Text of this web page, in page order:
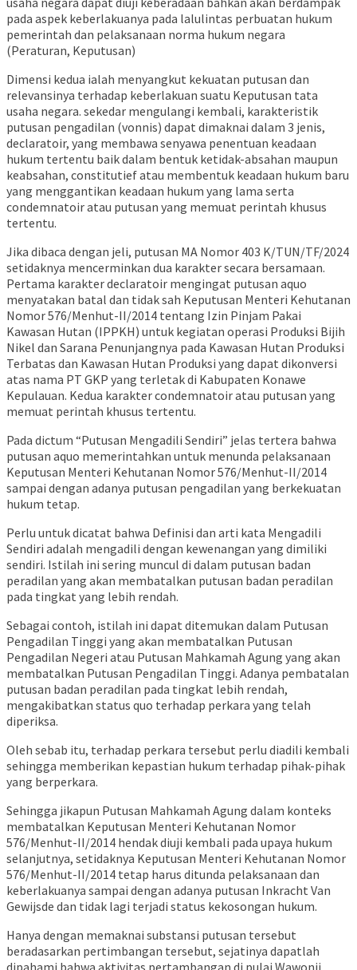
pada aspek keberlakuanya pada lalulintas perbuatan hukum
pemerintah dan pelaksanaan norma hukum negara
(Peraturan, Keputusan)
Dimensi kedua ialah menyangkut kekuatan putusan dan
relevansinya terhadap keberlakuan suatu Keputusan tata
usaha negara. sekedar mengulangi kembali, karakteristik
putusan pengadilan (vonnis) dapat dimaknai dalam 3 jenis,
declaratoir, yang membawa senyawa penentuan keadaan
hukum tertentu baik dalam bentuk ketidak-absahan maupun
keabsahan, constitutief atau membentuk keadaan hukum baru
yang menggantikan keadaan hukum yang lama serta
condemnatoir atau putusan yang memuat perintah khusus
tertentu.
Jika dibaca dengan jeli, putusan MA Nomor 403 K/TUN/TF/2024
setidaknya mencerminkan dua karakter secara bersamaan.
Pertama karakter declaratoir mengingat putusan aquo
menyatakan batal dan tidak sah Keputusan Menteri Kehutanan
Nomor 576/Menhut-II/2014 tentang Izin Pinjam Pakai
Kawasan Hutan (IPPKH) untuk kegiatan operasi Produksi Bijih
Nikel dan Sarana Penunjangnya pada Kawasan Hutan Produksi
Terbatas dan Kawasan Hutan Produksi yang dapat dikonversi
atas nama PT GKP yang terletak di Kabupaten Konawe
Kepulauan. Kedua karakter condemnatoir atau putusan yang
memuat perintah khusus tertentu.
Pada dictum “Putusan Mengadili Sendiri” jelas tertera bahwa
putusan aquo memerintahkan untuk menunda pelaksanaan
Keputusan Menteri Kehutanan Nomor 576/Menhut-II/2014
sampai dengan adanya putusan pengadilan yang berkekuatan
hukum tetap.
Perlu untuk dicatat bahwa Definisi dan arti kata Mengadili
Sendiri adalah mengadili dengan kewenangan yang dimiliki
sendiri. Istilah ini sering muncul di dalam putusan badan
peradilan yang akan membatalkan putusan badan peradilan
pada tingkat yang lebih rendah.
Sebagai contoh, istilah ini dapat ditemukan dalam Putusan
Pengadilan Tinggi yang akan membatalkan Putusan
Pengadilan Negeri atau Putusan Mahkamah Agung yang akan
membatalkan Putusan Pengadilan Tinggi. Adanya pembatalan
putusan badan peradilan pada tingkat lebih rendah,
mengakibatkan status quo terhadap perkara yang telah
diperiksa.
Oleh sebab itu, terhadap perkara tersebut perlu diadili kembali
sehingga memberikan kepastian hukum terhadap pihak-pihak
yang berperkara.
Sehingga jikapun Putusan Mahkamah Agung dalam konteks
membatalkan Keputusan Menteri Kehutanan Nomor
576/Menhut-II/2014 hendak diuji kembali pada upaya hukum
selanjutnya, setidaknya Keputusan Menteri Kehutanan Nomor
576/Menhut-II/2014 tetap harus ditunda pelaksanaan dan
keberlakuanya sampai dengan adanya putusan Inkracht Van
Gewijsde dan tidak lagi terjadi status kekosongan hukum.
Hanya dengan memaknai substansi putusan tersebut
beradasarkan pertimbangan tersebut, sejatinya dapatlah